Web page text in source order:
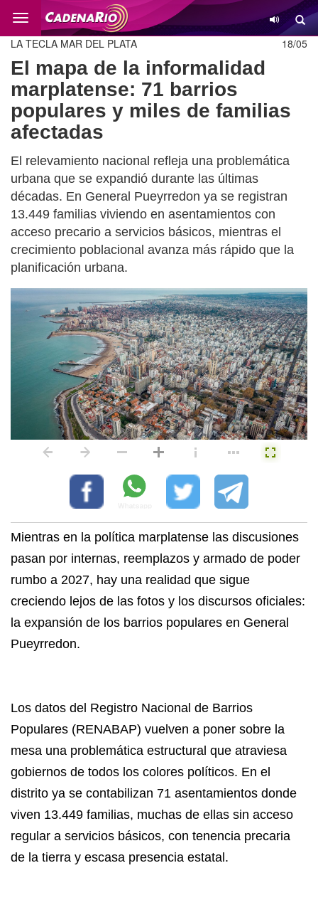
Cambio
18/05
LA TECLA MAR DEL PLATA
El mapa de la informalidad
marplatense: 71 barrios
populares y miles de familias
afectadas
El relevamiento nacional refleja una problemática
urbana que se expandió durante las últimas
décadas. En General Pueyrredon ya se registran
13.449 familias viviendo en asentamientos con
acceso precario a servicios básicos, mientras el
crecimiento poblacional avanza más rápido que la
planificación urbana.
Mientras en la política marplatense las discusiones
pasan por internas, reemplazos y armado de poder
rumbo a 2027, hay una realidad que sigue
creciendo lejos de las fotos y los discursos oficiales:
la expansión de los barrios populares en General
Pueyrredon.
Los datos del Registro Nacional de Barrios
Populares (RENABAP) vuelven a poner sobre la
mesa una problemática estructural que atraviesa
gobiernos de todos los colores políticos. En el
distrito ya se contabilizan 71 asentamientos donde
viven 13.449 familias, muchas de ellas sin acceso
regular a servicios básicos, con tenencia precaria
de la tierra y escasa presencia estatal.